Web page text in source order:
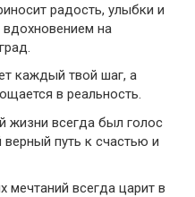
радость, улыбки и
на
каждый твой шаг, а
в реальность.
жизни всегда был голос
путь к счастью и
мечтаний всегда царит в